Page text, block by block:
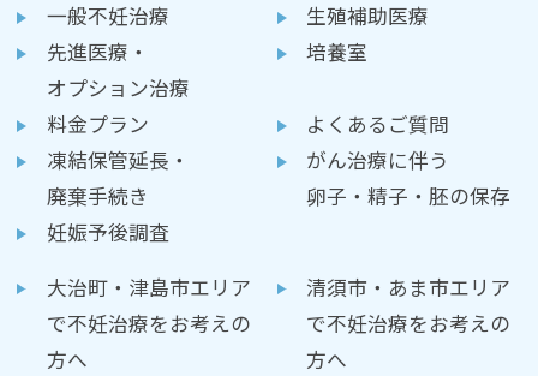
一般不妊治療
生殖補助医療
先進医療・
オプション治療
培養室
料金プラン
よくあるご質問
凍結保管延長・
廃棄手続き
がん治療に伴う
卵子・精子・胚の保存
妊娠予後調査
大治町・津島市エリア
で不妊治療をお考えの
方へ
清須市・あま市エリア
で不妊治療をお考えの
方へ